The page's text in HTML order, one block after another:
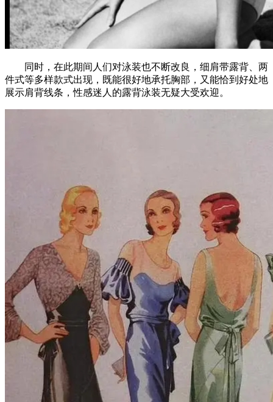
同时，在此期间人们对泳装也不断改良，细肩带露背、两
件式等多样款式出现，既能很好地承托胸部，又能恰到好处地
展示肩背线条，性感迷人的露背泳装无疑大受欢迎。